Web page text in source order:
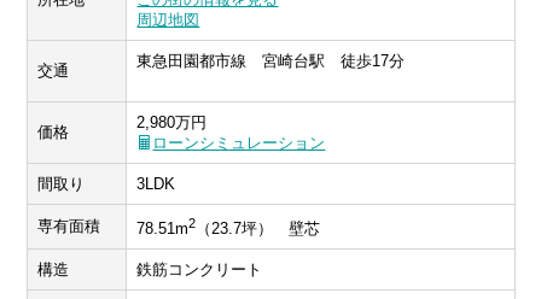
周辺地図
交通
東急田園都市線 宮崎台駅 徒歩17分
価格
2,980万円
ローンシミュレーション
間取り 3LDK
専有面積 78.51m2 （23.7坪） 壁芯
構造 鉄筋コンクリート